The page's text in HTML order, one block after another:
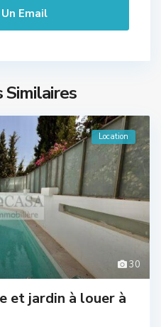
30
Location
et jardin à louer à